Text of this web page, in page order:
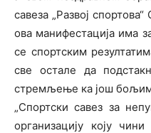
савеза „Развој
ова манифестација има
се спортским
све остале да
стремљење ка још бољим
„Спортски савез за
организацију коју